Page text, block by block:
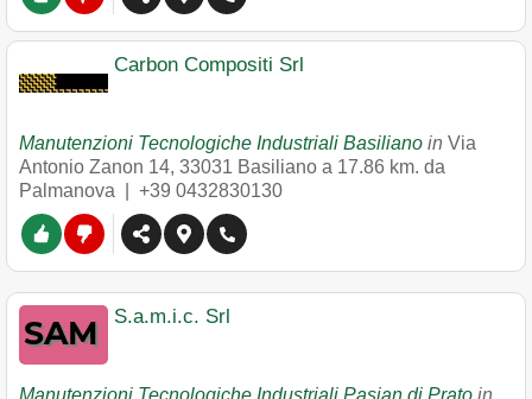
Carbon Compositi Srl
Manutenzioni Tecnologiche Industriali Basiliano in Via
Antonio Zanon 14, 33031 Basiliano a 17.86 km. da
Palmanova | +39 0432830130
S.a.m.i.c. Srl
Manutenzioni Tecnologiche Industriali Pasian di Prato in